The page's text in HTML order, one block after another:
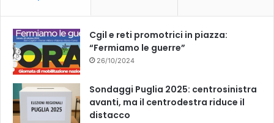
k
Cgil e reti promotrici in piazza:
“Fermiamo le guerre”
26/10/2024
Sondaggi Puglia 2025: centrosinistra
avanti, ma il centrodestra riduce il
distacco